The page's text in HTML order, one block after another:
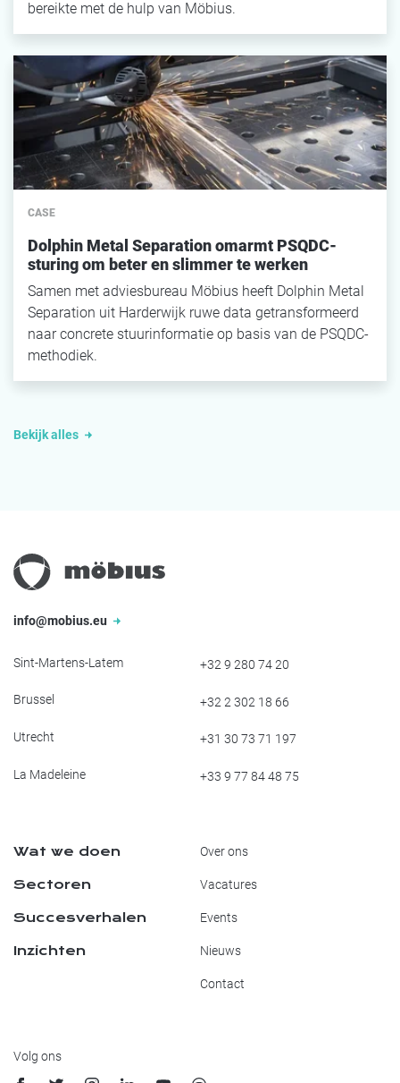
bereikte met de hulp van Möbius.
CASE
Dolphin Metal Separation omarmt PSQDC-
sturing om beter en slimmer te werken
Samen met adviesbureau Möbius heeft Dolphin Metal
Separation uit Harderwijk ruwe data getransformeerd
naar concrete stuurinformatie op basis van de PSQDC-
methodiek.
Bekijk alles
info@mobius.eu
Sint-Martens-Latem +32 9 280 74 20
Brussel +32 2 302 18 66
Utrecht +31 30 73 71 197
La Madeleine +33 9 77 84 48 75
Wat we doen
Sectoren
Succesverhalen
Inzichten
Over ons
Vacatures
Events
Nieuws
Contact
Volg ons